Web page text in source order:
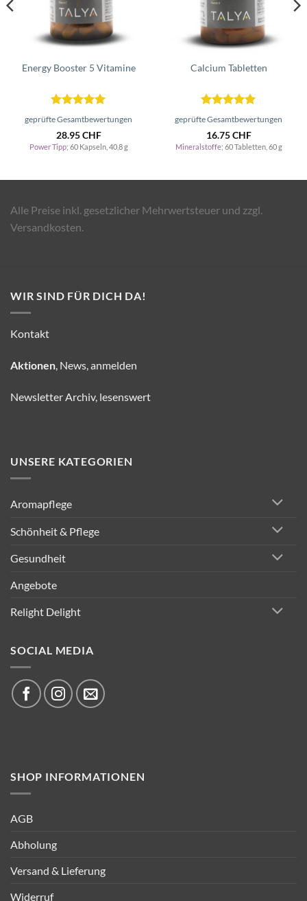
Energy Booster 5 Vitamine
Bewertet
5
geprüfte Gesamtbewertungen
28.95CHF
Power Tipp; 60 Kapseln, 40,8 g
Calcium Tabletten
Bewertet
geprüfte Gesamtbewertungen
16.75CHF
Mineralstoffe; 60 Tabletten, 60 g
Alle Preise inkl. gesetzlicher Mehrwertsteuer und zzgl.
Versandkosten.
WIR SIND FÜR DICH DA!
Kontakt
Aktionen , News, anmelden
Newsletter Archiv, lesenswert
UNSERE KATEGORIEN
Aromapflege
Schönheit & Pflege
Gesundheit
Angebote
Relight Delight
SOCIAL MEDIA
SHOP INFORMATIONEN
AGB
Abholung
Versand & Lieferung
Widerruf